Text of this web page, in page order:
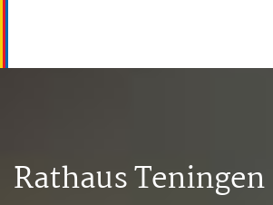
Rathaus Teningen